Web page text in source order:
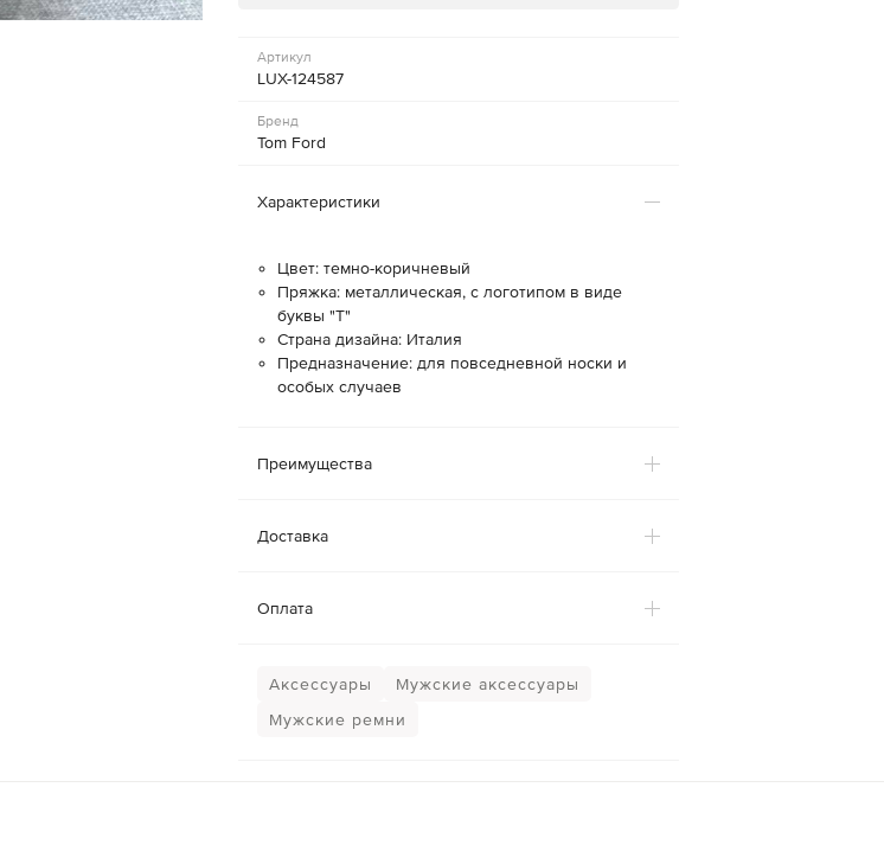
Артикул
LUX-124587
Бренд
Tom Ford
Характеристики
Цвет: темно-коричневый
Пряжка: металлическая, с логотипом в виде
буквы "Т"
Страна дизайна: Италия
Предназначение: для повседневной носки и
особых случаев
Преимущества
Доставка
Оплата
Аксессуары
Мужские аксессуары
Мужские ремни